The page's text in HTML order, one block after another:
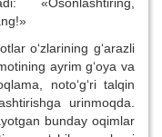
o‘zlarining g‘arazli
ayrim g‘oya va
noto‘g‘ri talqin
urinmoqda.
bunday oqimlar